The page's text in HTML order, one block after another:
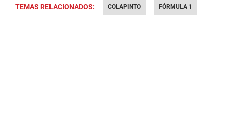
TEMAS RELACIONADOS: COLAPINTO FÓRMULA 1